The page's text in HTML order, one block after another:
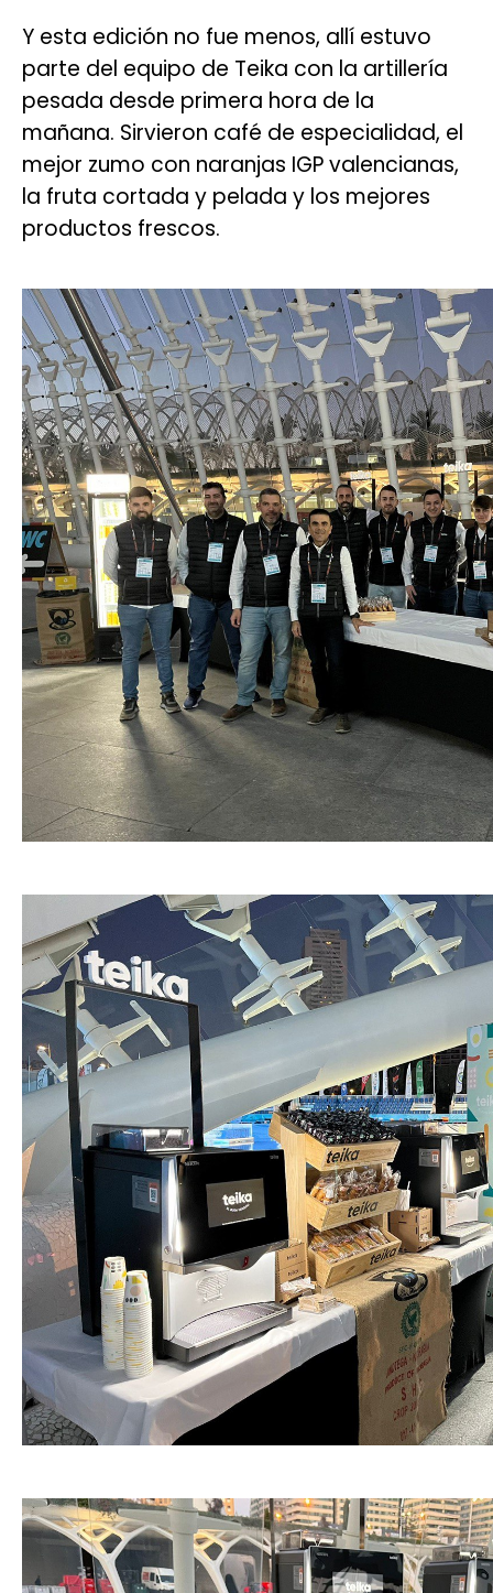
Y esta edición no fue menos, allí estuvo
parte del equipo de Teika con la artillería
pesada desde primera hora de la
mañana. Sirvieron café de especialidad, el
mejor zumo con naranjas IGP valencianas,
la fruta cortada y pelada y los mejores
productos frescos.